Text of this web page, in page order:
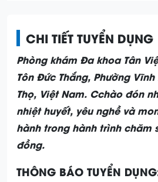
CHI TIẾT TUYỂN DỤNG
Phòng khám Đa khoa Tân
Tôn Đức Thắng, Phường Vĩnh
Thọ, Việt Nam. Cchào đón
nhiệt huyết, yêu nghề và
hành trong hành trình chăm
đồng.
THÔNG BÁO TUYỂN